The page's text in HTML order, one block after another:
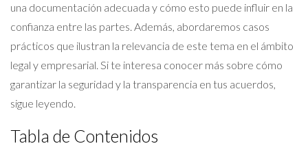
una documentación adecuada y cómo esto puede influir en la
confianza entre las partes. Además, abordaremos casos
prácticos que ilustran la relevancia de este tema en el ámbito
legal y empresarial. Si te interesa conocer más sobre cómo
garantizar la seguridad y la transparencia en tus acuerdos,
sigue leyendo.
Tabla de Contenidos